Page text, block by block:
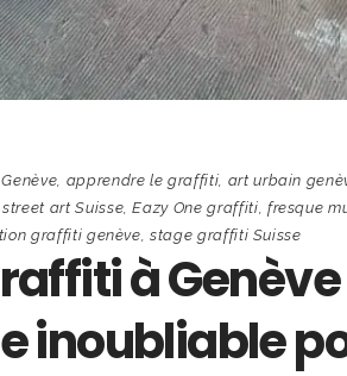
apprendre le graffiti art urbain
art Suisse ,Eazy One graffiti fresque
graffiti genève ,stage graffiti Suisse
à Genève
inoubliable